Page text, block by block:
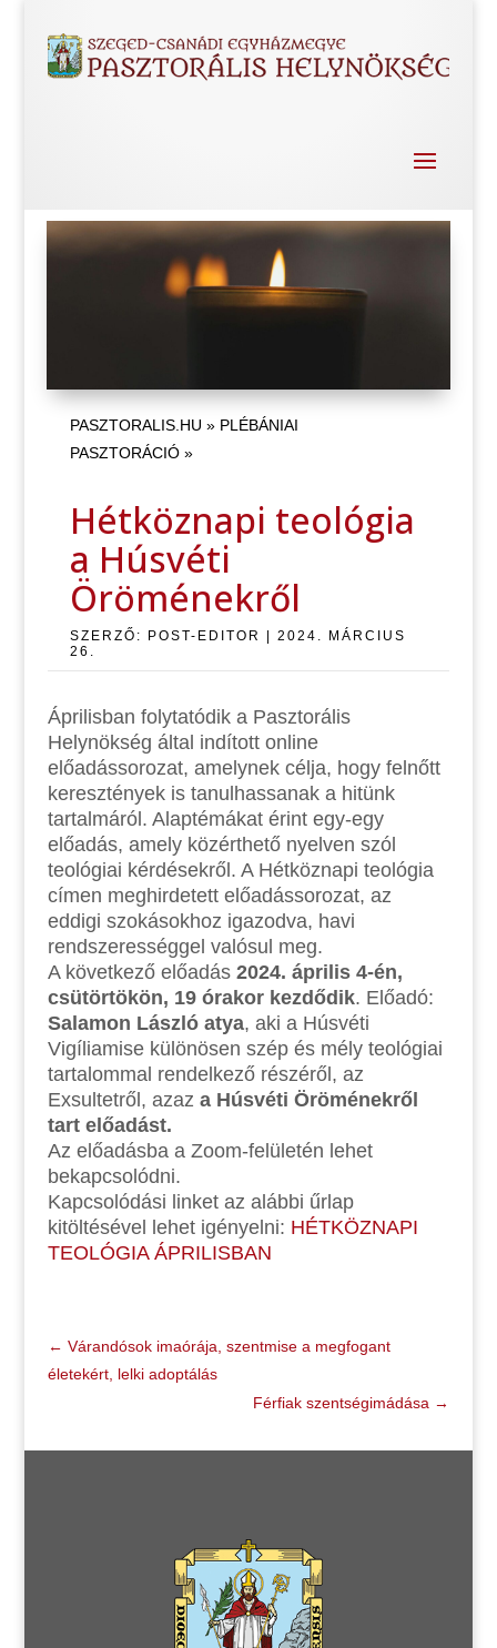
PASZTORALIS.HU » PLÉBÁNIAI
PASZTORÁCIÓ»
Hétköznapi teológia
a Húsvéti
Öröménekről
SZERZŐ: POST-EDITOR | 2024. MÁRCIUS
26.
Áprilisban folytatódik a Pasztorális
Helynökség által indított online
előadássorozat, amelynek célja, hogy felnőtt
keresztények is tanulhassanak a hitünk
tartalmáról. Alaptémákat érint egy-egy
előadás, amely közérthető nyelven szól
teológiai kérdésekről. A Hétköznapi teológia
címen meghirdetett előadássorozat, az
eddigi szokásokhoz igazodva, havi
rendszerességgel valósul meg.
A következő előadás 2024. április 4-én,
csütörtökön, 19 órakor kezdődik. Előadó:
Salamon László atya, aki a Húsvéti
Vigíliamise különösen szép és mély teológiai
tartalommal rendelkező részéről, az
Exsultetről, azaz a Húsvéti Öröménekről
tart előadást.
Az előadásba a Zoom-felületén lehet
bekapcsolódni.
Kapcsolódási linket az alábbi űrlap
kitöltésével lehet igényelni: HÉTKÖZNAPI
TEOLÓGIA ÁPRILISBAN
← Várandósok imaórája, szentmise a megfogant
életekért, lelki adoptálás
Férfiak szentségimádása →